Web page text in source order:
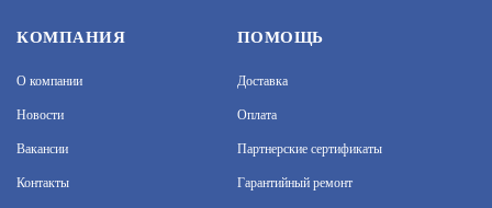
АРТИКУЛ: УТ000071591
45 400
КОМПАНИЯ
О компании
Новости
Вакансии
Контакты
ПОМОЩЬ
Доставка
Оплата
Партнерские сертификаты
Гарантийный ремонт